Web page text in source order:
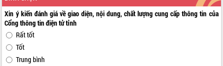
Xin ý kiến đánh giá về giao diện, nội dung, chất lượng cung cấp thông tin của
Cổng thông tin điện tử tỉnh
Rất tốt
Tốt
Trung bình